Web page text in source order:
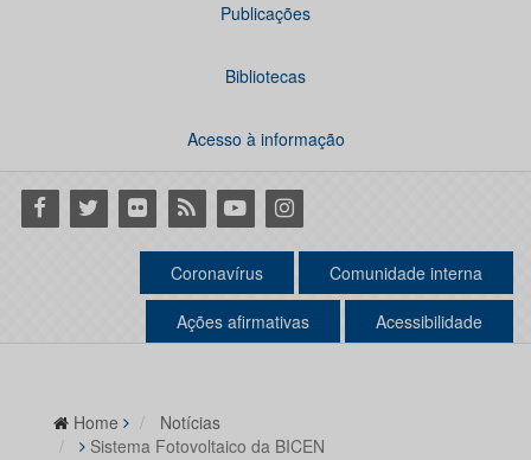
Publicações
Bibliotecas
Acesso à informação
Facebook
Twitter Flickr RSS YoutubeInstagram
Coronavírus Comunidade interna
Ações afirmativas Acessibilidade
Home
Notícias
Sistema Fotovoltaico da BICEN